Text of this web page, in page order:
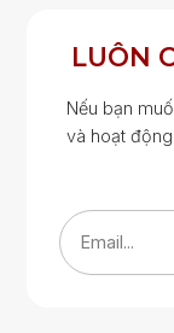
LUÔN
Nếu bạn
và hoạt
Email...